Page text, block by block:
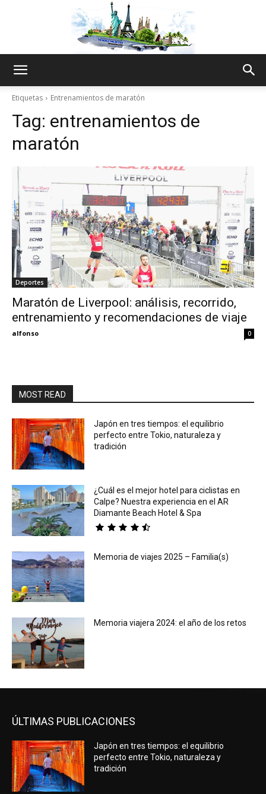
Thru
My
Etiquetas Entrenamientos de maratón
Tag: entrenamientos de
maratón
Deportes
Maratón de Liverpool: análisis, recorrido,
entrenamiento y recomendaciones de viaje
alfonso 0
MOST READ
Japón en tres tiempos: el equilibrio
perfecto entre Tokio, naturaleza y
tradición
¿Cuál es el mejor hotel para ciclistas en
Calpe? Nuestra experiencia en el AR
Diamante Beach Hotel & Spa
Memoria de viajes 2025 – Familia(s)
Memoria viajera 2024: el año de los retos
ÚLTIMAS PUBLICACIONES
Japón en tres tiempos: el equilibrio
perfecto entre Tokio, naturaleza y
tradición